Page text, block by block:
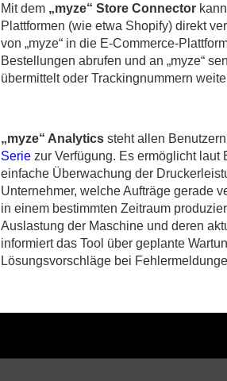
Mit dem „myze“ Store Connectorkann
Plattformen (wie etwa Shopify) direkt
von „myze“ in die E-Commerce-
Bestellungen abrufen und an „myze“
übermittelt oder Trackingnummern
„myze“ Analyticssteht allen
Seriezur Verfügung. Es ermöglicht laut
einfache Überwachung der
Unternehmer, welche Aufträge gerade
in einem bestimmten Zeitraum
Auslastung der Maschine und deren
informiert das Tool über geplante
Lösungsvorschläge bei